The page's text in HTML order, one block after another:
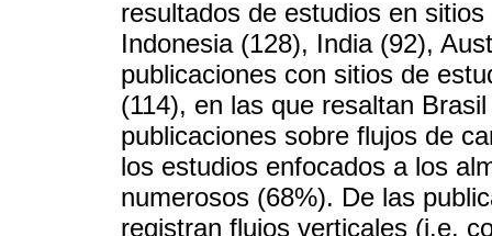
resultados de estudios en
Indonesia (128), India (92),
publicaciones con sitios de
(114), en las que resaltan
publicaciones sobre flujos de
los estudios enfocados a los
numerosos (68%). De las
registran flujos verticales (i.e.